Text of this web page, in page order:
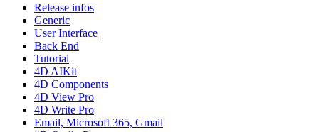
Release infos
Generic
User Interface
Back End
Tutorial
4D AIKit
4D Components
4D View Pro
4D Write Pro
Email, Microsoft 365, Gmail